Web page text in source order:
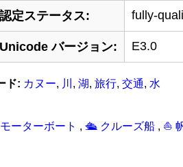
認定ステータス: fully-
Unicode バージョン: E3.0
ド: カヌー, 川 , 湖, 旅行, 交通, 水
ーターボート , 🛳 クルーズ船 , ⛵